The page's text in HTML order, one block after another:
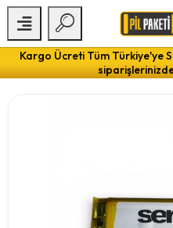
Kargo Ücreti Tüm Türkiye'ye